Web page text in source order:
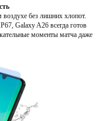
без лишних хлопот.
Galaxy A26 всегда готов
моменты матча даже